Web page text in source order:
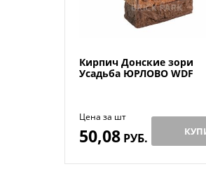
Кирпич Донские зори
Усадьба ЮРЛОВО WDF
Цена за шт
50,08РУБ.